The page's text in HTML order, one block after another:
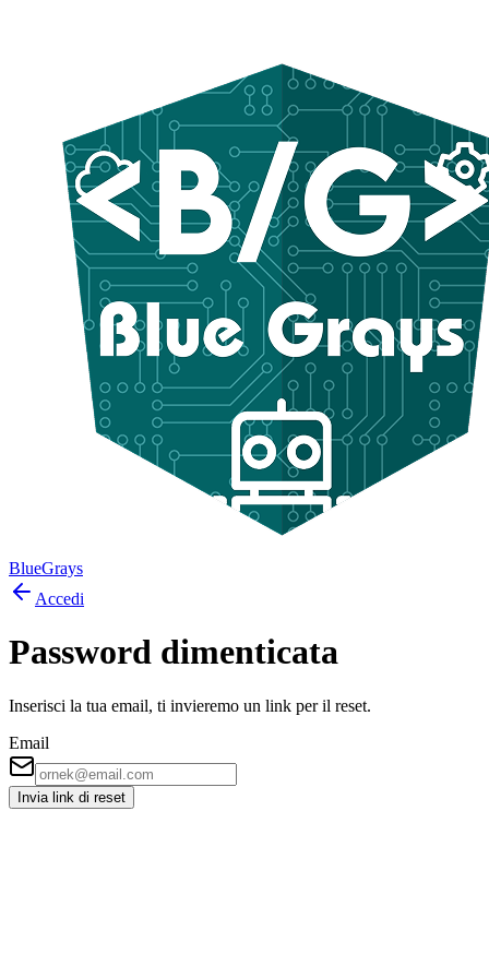
BlueGrays
Accedi
Password dimenticata
Inserisci la tua email, ti invieremo un link per il reset.
Email
Invia link di reset